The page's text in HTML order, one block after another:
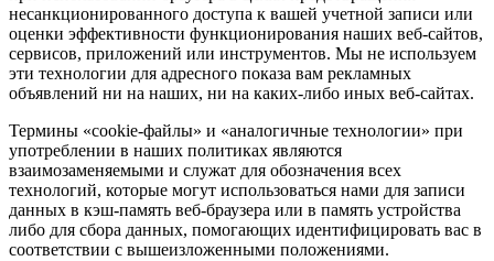
несанкционированного доступа к вашей учетной записи или
оценки эффективности функционирования наших веб-сайтов,
сервисов, приложений или инструментов. Мы не используем
эти технологии для адресного показа вам рекламных
объявлений ни на наших, ни на каких-либо иных веб-сайтах.
Термины «cookie-файлы» и «аналогичные технологии» при
употреблении в наших политиках являются
взаимозаменяемыми и служат для обозначения всех
технологий, которые могут использоваться нами для записи
данных в кэш-память веб-браузера или в память устройства
либо для сбора данных, помогающих идентифицировать вас в
соответствии с вышеизложенными положениями.